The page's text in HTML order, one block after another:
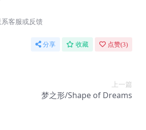
客服或反馈
分享 收藏 点赞(3)
上一篇
梦之形/Shape of Dreams